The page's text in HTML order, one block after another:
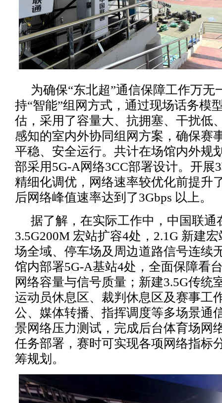
为确保“东北超”通信保障工作万无
持“智能”组网方式，通过现场话务模
估，采用了容量大、抗拥塞、干扰低
感知的室内外协同组网方案，确保赛
平稳、安全运行。共计在场馆内外规
部采用5G-A网络3CC部署设计。开展
精细化调优，网络速率较优化前提升
后网络峰值速率达到了3Gbps 以上。
据了解，在实际工作中，中国联通
3.5G200M 宏站扩容4处，2.1G 新建
场全域、停车场及周边道路信号连续
馆内部署5G-A基站4处，全面保障看
网络容量与信号质量；新建3.5G传统
运动员休息区、裁判休息区及赛事工
公、媒体转播、指挥调度等多场景通
景网络压力测试，完成后台体育场网
任务部署，赛时可实现各项网络指标
筹规划。